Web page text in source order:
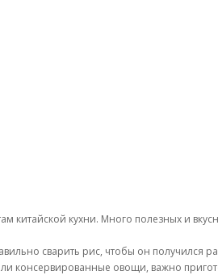
китайской кухни. Много полезных и
сварить рис, чтобы он получился
консервированные овощи, важно